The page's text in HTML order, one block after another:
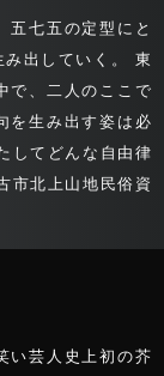
五七五の定型にと
み出していく。 東
で、二人のここで
を生み出す姿は必
してどんな自由律
市北上山地民俗資
い芸人史上初の芥